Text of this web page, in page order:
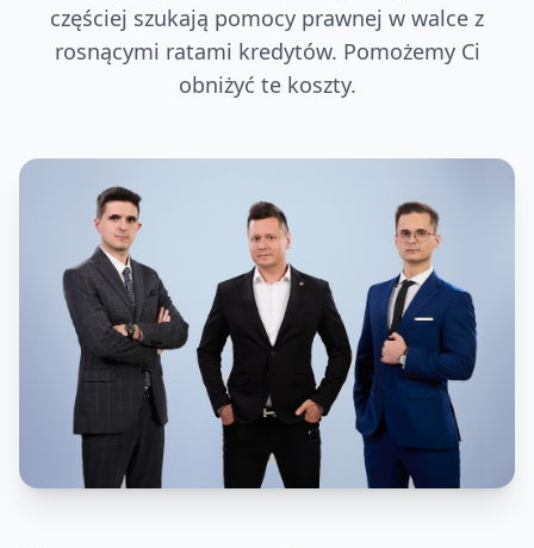
częściej szukają pomocy prawnej w walce z
rosnącymi ratami kredytów. Pomożemy Ci
obniżyć te koszty.